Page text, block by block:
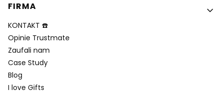
FIRMA
KONTAKT ☎️
Opinie Trustmate
Zaufali nam
Case Study
Blog
I love Gifts